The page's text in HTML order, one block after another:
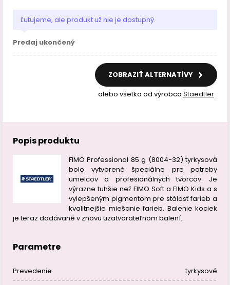
Ľutujeme, ale produkt už nie je dostupný.
Predaj ukončený
ZOBRAZIŤ ALTERNATÍVY
alebo všetko od výrobca Staedtler
Popis produktu
FIMO Professional 85 g (8004-32) tyrkysová
bolo vytvorené špeciálne pre potreby
umelcov a profesionálnych tvorcov. Je
výrazne tuhšie než FIMO Soft a FIMO Kids a s
vylepšeným pigmentom pre stálosť farieb a
kvalitnejšie miešanie farieb. Balenie kociek
je teraz dodávané v znovu uzatvárateľnom balení.
Parametre
Prevedenie tyrkysové